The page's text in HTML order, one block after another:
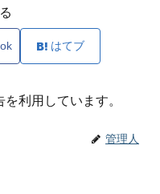
はてブ
利用しています。
管理人